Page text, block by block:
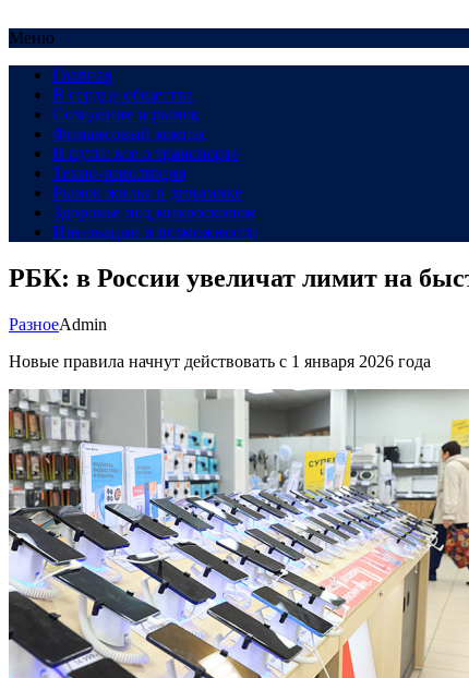
Меню
Главная
В сердце общества
Созидание и рынок
Финансовый компас
В пути: все о транспорте
Техно-революция
Рынок жилья в динамике
Здоровье под микроскопом
Инновации и возможности
РБК: в России увеличат лимит на
РазноеAdmin
Новые правила начнут действовать с 1 января 2026 года